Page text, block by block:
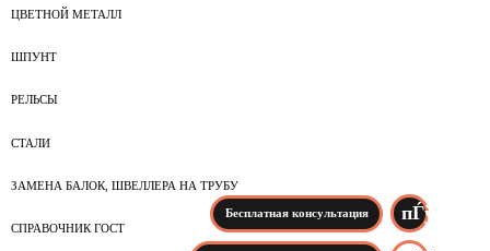
ЦВЕТНОЙ МЕТАЛЛ
ШПУНТ
РЕЛЬСЫ
СТАЛИ
ЗАМЕНА БАЛОК, ШВЕЛЛЕРА НА ТРУБУ
СПРАВОЧНИК ГОСТ
Бесплатная консультация